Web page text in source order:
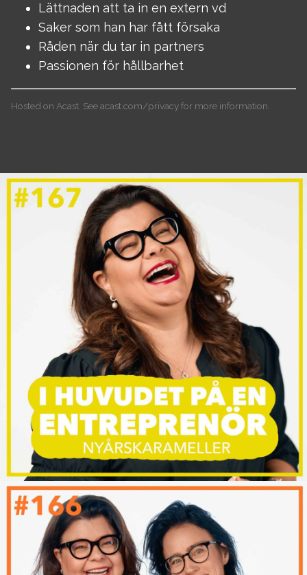
Lättnaden att ta in en extern vd
Saker som han har fått försaka
Råden när du tar in partners
Passionen för hållbarhet
Hosted on Acast. Seeacast.com/privacyfor more information.